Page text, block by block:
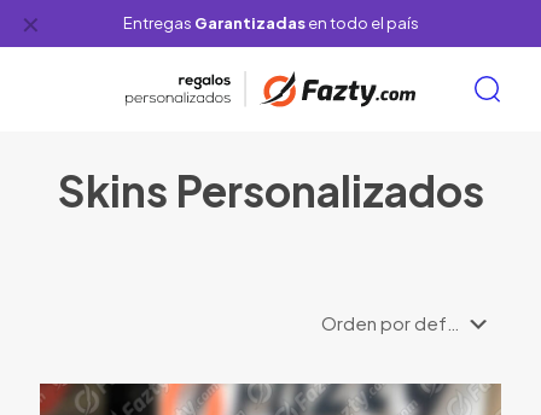
Entregas Garantizadasen todo el país
✕
Skins Personalizados